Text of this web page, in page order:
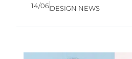
14/06DESIGN NEWS